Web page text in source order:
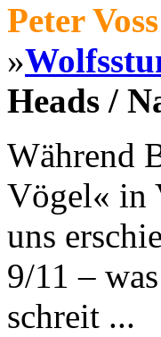
Peter Voss
»
Heads /
Während
Vögel« in
uns
9/11 –
schreit ...